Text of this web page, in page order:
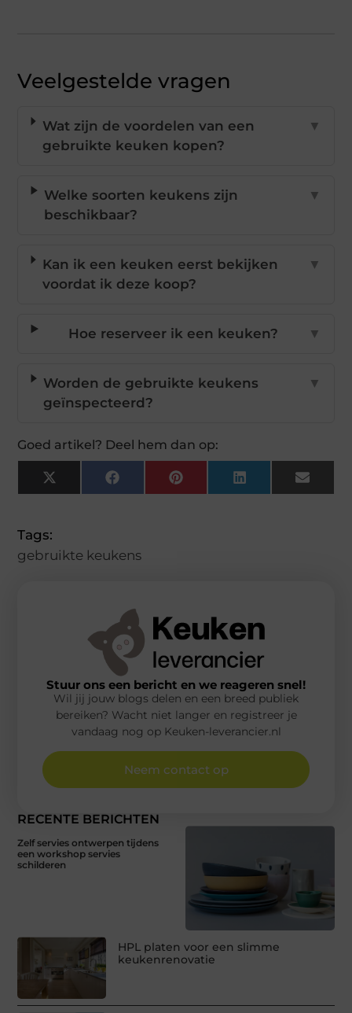
Veelgestelde vragen
Wat zijn de voordelen van een
gebruikte keuken kopen?
▼
Welke soorten keukens zijn
beschikbaar?
▼
Kan ik een keuken eerst bekijken
voordat ik deze koop?
▼
Hoe reserveer ik een keuken? ▼
Worden de gebruikte keukens
geïnspecteerd?
▼
Goed artikel? Deel hem dan op:
X
(Twitter)
FacebookPinterestLinkedInEmail
Tags:
gebruikte keukens
RECENTE BERICHTEN
Zelf servies ontwerpen tijdens
een workshop servies
schilderen
HPL platen voor een slimme
keukenrenovatie
Stuur ons een bericht en we reageren snel!
Wil jij jouw blogs delen en een breed publiek
bereiken? Wacht niet langer en registreer je
vandaag nog op Keuken-leverancier.nl
Neem contact op